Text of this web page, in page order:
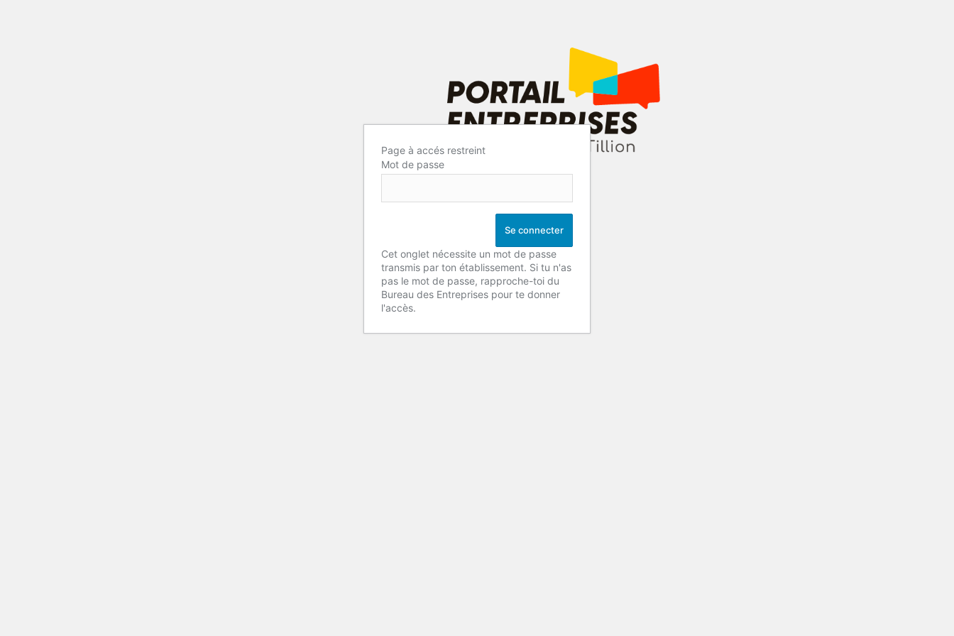
Page à accés restreint
Mot de passe
Cet onglet nécessite un mot de passe
transmis par ton établissement. Si tu n'as
pas le mot de passe, rapproche-toi du
Bureau des Entreprises pour te donner
l'accès.